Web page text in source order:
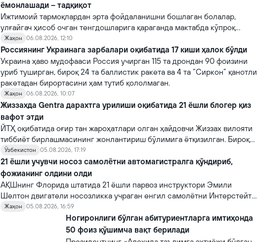
ёмонлашади – тадқиқот
Ижтимоий тармоқлардан эрта фойдаланишни бошлаган болалар,
улғайгач ҳисоб очган тенгдошларига қараганда мактабда кўпроқ
қийналишади.
Жаҳон 06.08.2026, 12:10
Россиянинг Украинага зарбалари оқибатида 17 киши ҳалок бўлди
Украина ҳаво мудофааси Россия учирган 115 та дрондан 90 фоизини
уриб туширган, бироқ 24 та баллистик ракета ва 4 та “Сиркон” қанотли
ракетадан бирортасини ҳам тутиб қололмаган.
Жаҳон 06.08.2026, 10:07
Жиззахда Gentra дарахтга урилиши оқибатида 21 ёшли блогер қиз
вафот этди
ЙТҲ оқибатида оғир тан жароҳатлари олган ҳайдовчи Жиззах вилояти
тиббиёт бирлашмасининг жонлантириш бўлимига ётқизилган. Бироқ
шифокорлар томонидан кўрсатилган тиббий муолажаларга
қарамасдан, у вафот этган.
Ўзбекистон 05.08.2026, 17:19
21 ёшли учувчи носоз самолётни автомагистралга қўндириб,
фожианинг олдини олди
АҚШнинг Флорида штатида 21 ёшли парвоз инструктори Эмили
Шелтон двигатели носозликка учраган енгил самолётни Интерстейт
10 автомагистралига муваффақиятли қўндириб, эҳтимолий йирик
фожианинг олдини олди.
Жаҳон 05.08.2026, 16:59
Ногиронлиги бўлган абитуриентларга имтиҳонда
50 фоиз қўшимча вақт берилади